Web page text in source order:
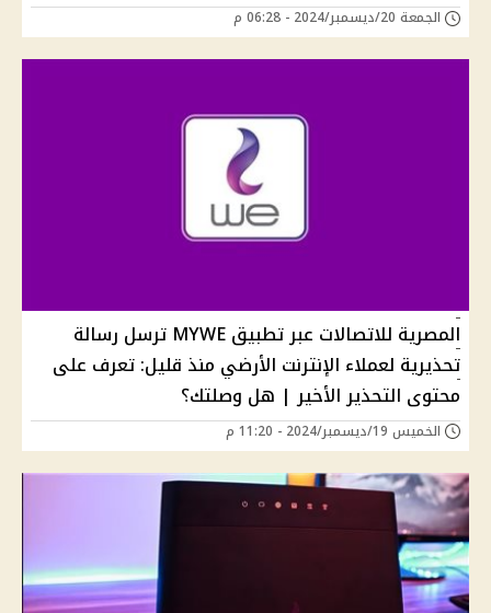
الجمعة 20/ديسمبر/2024 - 06:28 م
المصرية للاتصالات عبر تطبيق MYWE ترسل رسالة
تحذيرية لعملاء الإنترنت الأرضي منذ قليل: تعرف على
محتوى التحذير الأخير | هل وصلتك؟
الخميس 19/ديسمبر/2024 - 11:20 م